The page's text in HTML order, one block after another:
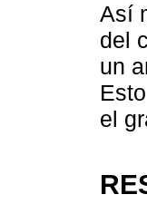
Así
del
un
el